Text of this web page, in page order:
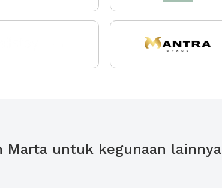
untuk kegunaan lainnya